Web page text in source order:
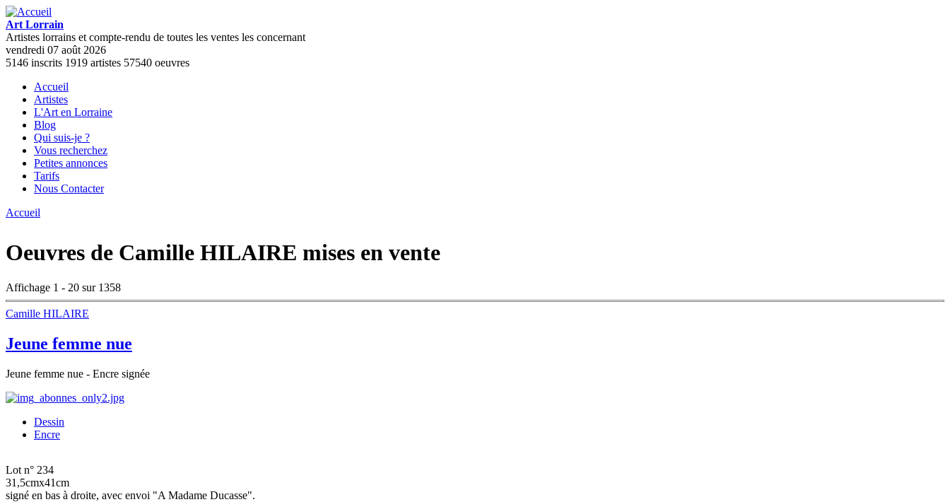
Aller au contenu principal
Art Lorrain
Artistes lorrains et compte-rendu de toutes les ventes les concernant
vendredi 07 août 2026
5146 inscrits 1919 artistes 57540 oeuvres
Menu principal
Accueil
Artistes
L'Art en Lorraine
Blog
Qui suis-je ?
Vous recherchez
Petites annonces
Tarifs
Nous Contacter
Accueil
Oeuvres de Camille HILAIRE mises en vente
Affichage 1 - 20 sur 1358
Camille HILAIRE
Jeune femme nue
Jeune femme nue - Encre signée
Dessin
Encre
Lot n° 234
31,5cmx41cm
signé en bas à droite, avec envoi "A Madame Ducasse".